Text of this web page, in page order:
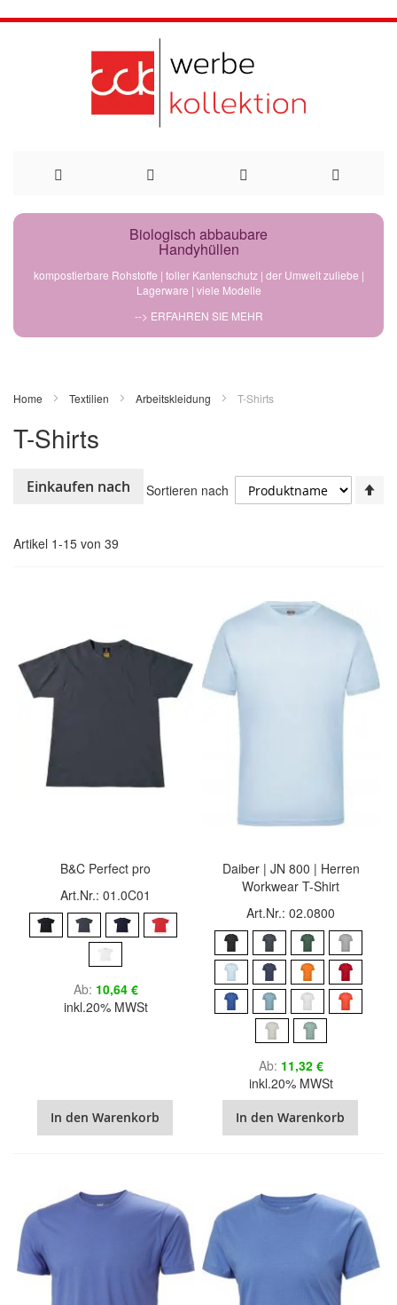
Direkt
Biologisch abbaubare
Handyhüllen
kompostierbare Rohstoffe | toller Kantenschutz | der Umwelt zuliebe |
Lagerware | viele Modelle
--> ERFAHREN SIE MEHR
Home Textilien Arbeitskleidung T-Shirts
T-Shirts
Artikel 1-15 von 39
Sortieren nach
B&C Perfect pro
Art.Nr.: 01.0C01
Ab 10,64 €
inkl.20% MWSt
In den Warenkorb
Daiber | JN 800 | Herren
Workwear T-Shirt
Art.Nr.: 02.0800
Ab 11,32 €
inkl.20% MWSt
In den Warenkorb
Einkaufen nach